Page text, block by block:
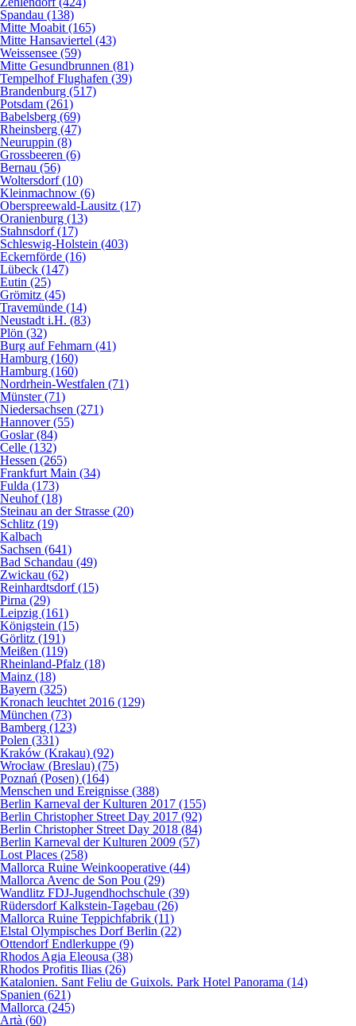
Spandau (138)
Mitte Moabit (165)
Mitte Hansaviertel (43)
Weissensee (59)
Mitte Gesundbrunnen (81)
Tempelhof Flughafen (39)
Brandenburg (517)
Potsdam (261)
Babelsberg (69)
Rheinsberg (47)
Neuruppin (8)
Grossbeeren (6)
Bernau (56)
Woltersdorf (10)
Kleinmachnow (6)
Oberspreewald-Lausitz (17)
Oranienburg (13)
Stahnsdorf (17)
Schleswig-Holstein (403)
Eckernförde (16)
Lübeck (147)
Eutin (25)
Grömitz (45)
Travemünde (14)
Neustadt i.H. (83)
Plön (32)
Burg auf Fehmarn (41)
Hamburg (160)
Hamburg (160)
Nordrhein-Westfalen (71)
Münster (71)
Niedersachsen (271)
Hannover (55)
Goslar (84)
Celle (132)
Hessen (265)
Frankfurt Main (34)
Fulda (173)
Neuhof (18)
Steinau an der Strasse (20)
Schlitz (19)
Kalbach
Sachsen (641)
Bad Schandau (49)
Zwickau (62)
Reinhardtsdorf (15)
Pirna (29)
Leipzig (161)
Königstein (15)
Görlitz (191)
Meißen (119)
Rheinland-Pfalz (18)
Mainz (18)
Bayern (325)
Kronach leuchtet 2016 (129)
München (73)
Bamberg (123)
Polen (331)
Kraków (Krakau) (92)
Wrocław (Breslau) (75)
Poznań (Posen) (164)
Menschen und Ereignisse (388)
Berlin Karneval der Kulturen 2017 (155)
Berlin Christopher Street Day 2017 (92)
Berlin Christopher Street Day 2018 (84)
Berlin Karneval der Kulturen 2009 (57)
Lost Places (258)
Mallorca Ruine Weinkooperative (44)
Mallorca Avenc de Son Pou (29)
Wandlitz FDJ-Jugendhochschule (39)
Rüdersdorf Kalkstein-Tagebau (26)
Mallorca Ruine Teppichfabrik (11)
Elstal Olympisches Dorf Berlin (22)
Ottendorf Endlerkuppe (9)
Rhodos Agia Eleousa (38)
Rhodos Profitis Ilias (26)
Katalonien. Sant Feliu de Guixols. Park Hotel Panorama (14)
Spanien (621)
Mallorca (245)
Artà (60)